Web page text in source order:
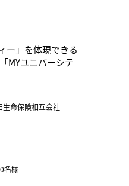
ー」を体現できる
MYユニバーシテ
名様
生命保険相互会社